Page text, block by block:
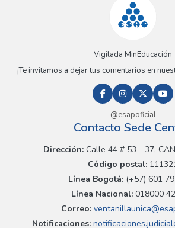
Vigilada MinEducación
¡Te invitamos a dejar tus comentarios en
@esapoficial
Contacto Sede
Dirección:Calle 44 # 53 - 37,
Código postal:
Línea Bogotá:(+57) 601
Línea Nacional: 018000
Correo:
Notificaciones: